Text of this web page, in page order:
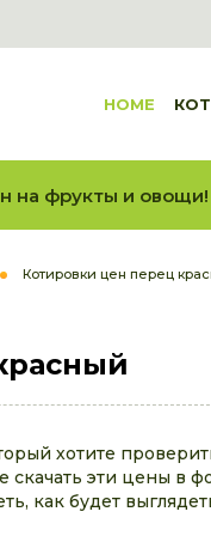
HOME
на фрукты и овощи!
Котировки цен перец
хотите
эти цены в
как будет